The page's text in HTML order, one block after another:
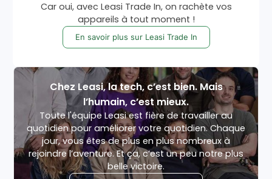
Car oui, avec Leasi Trade In, on rachète vos
appareils à tout moment !
En savoir plus sur Leasi Trade In
Chez Leasi, la tech, c’est bien. Mais
l’humain, c’est mieux.
Toute l'équipe Leasi est fière de travailler au
quotidien pour améliorer votre quotidien. Chaque
jour, vous êtes de plus en plus nombreux à
rejoindre l’aventure. Et ça, c’est un peu notre plus
belle victoire.